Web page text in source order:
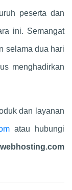
peserta dan
ini. Semangat
selama dua hari
menghadirkan
dan layanan
atau hubungi